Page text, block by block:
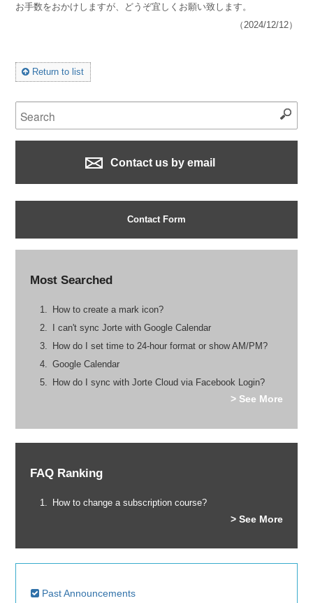
お手数をおかけしますが、どうぞ宜しくお願い致します。
（2024/12/12）
Return to list
Contact us by email
Contact Form
Most Searched
How to create a mark icon?
I can't sync Jorte with Google Calendar
How do I set time to 24-hour format or show AM/PM?
Google Calendar
How do I sync with Jorte Cloud via Facebook Login?
> See More
FAQ Ranking
How to change a subscription course?
> See More
Past Announcements